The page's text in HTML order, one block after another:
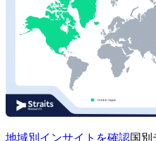
地域別インサイトを確認国別